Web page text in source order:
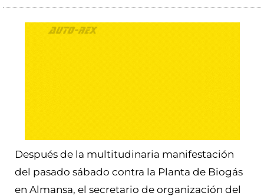
Después de la multitudinaria manifestación
del pasado sábado contra la Planta de Biogás
en Almansa, el secretario de organización del